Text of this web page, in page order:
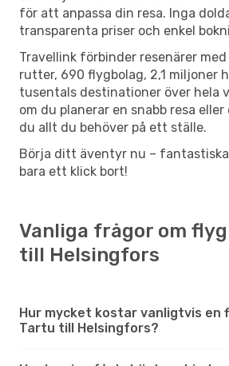
för att anpassa din resa. Inga
transparenta priser och enkel
Travellink förbinder resenärer med
rutter, 690 flygbolag, 2,1 miljoner
tusentals destinationer över hela
om du planerar en snabb resa
du allt du behöver på ett ställe.
Börja ditt äventyr nu –
bara ett klick bort!
Vanliga frågor om
till Helsingfors
Hur mycket kostar vanligtvis en
Tartu till Helsingfors?